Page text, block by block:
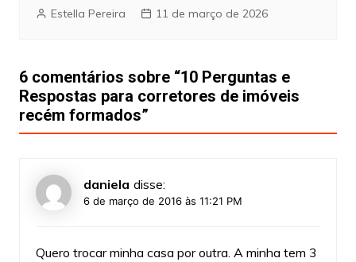
Estella Pereira 11 de março de 2026
6 comentários sobre “10 Perguntas e
Respostas para corretores de imóveis
recém formados”
daniela disse:
6 de março de 2016 às 11:21 PM
Quero trocar minha casa por outra. A minha tem 3